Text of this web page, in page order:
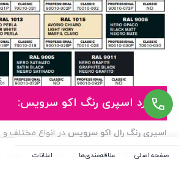
کاربرد اسپری رنگ اکو سرویس:
اسپری رنگ رال اکو سرویس در انواع مختلف و
که در زمینه ها و کارکردهای مختلف می تواند
صفحه اصلی علاقه‌مندی‌ها
اعلانات